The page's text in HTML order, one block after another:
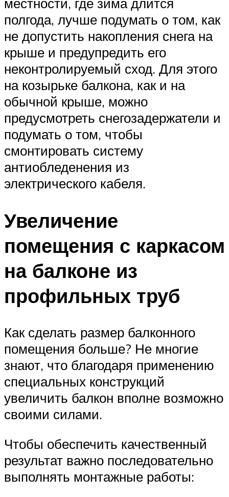
полгода, лучше подумать о том, как
не допустить накопления снега на
крыше и предупредить его
неконтролируемый сход. Для этого
на козырьке балкона, как и на
обычной крыше, можно
предусмотреть снегозадержатели и
подумать о том, чтобы
смонтировать систему
антиобледенения из
электрического кабеля.
Увеличение
помещения с каркасом
на балконе из
профильных труб
Как сделать размер балконного
помещения больше? Не многие
знают, что благодаря применению
специальных конструкций
увеличить балкон вполне возможно
своими силами.
Чтобы обеспечить качественный
результат важно последовательно
выполнять монтажные работы: